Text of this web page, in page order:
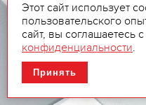
Этот сайт использует
пользовательского
сайт, вы соглашаетесь
конфиденциальности.
Принять